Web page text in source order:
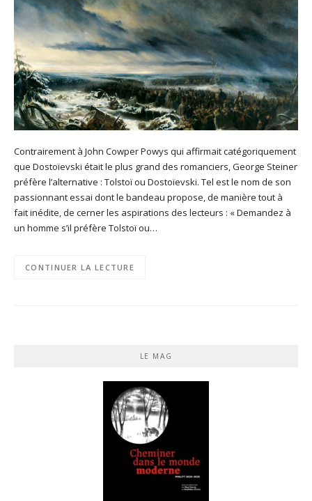
Contrairement à John Cowper Powys qui affirmait catégoriquement
que Dostoïevski était le plus grand des romanciers, George Steiner
préfère l’alternative : Tolstoï ou Dostoïevski. Tel est le nom de son
passionnant essai dont le bandeau propose, de manière tout à
fait inédite, de cerner les aspirations des lecteurs : « Demandez à
un homme s’il préfère Tolstoï ou…
CONTINUER LA LECTURE
LE MAG